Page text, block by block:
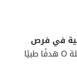
في فرص
، وهو ما يجعل التحويل إلى فصيلة O هدفًا طبيًا